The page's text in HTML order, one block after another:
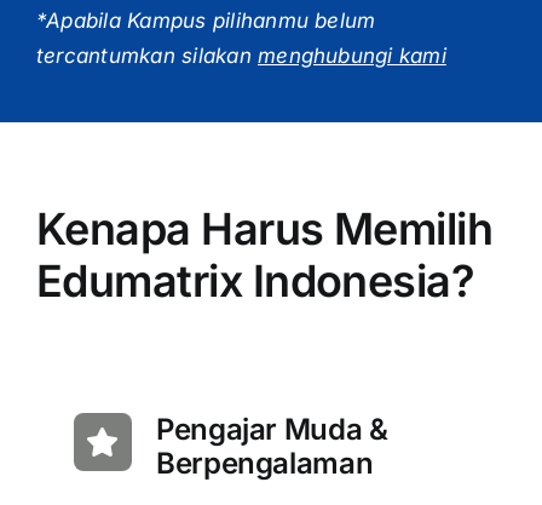
*Apabila Kampus pilihanmu belum
tercantumkan silakanmenghubungi kami
Kenapa Harus Memilih
Edumatrix Indonesia?
Pengajar Muda &
Berpengalaman